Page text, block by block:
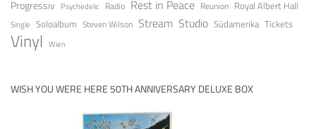
Progressiv Psychedelic Radio Rest in Peace Reunion Royal Albert Hall
Single Soloalbum Steven Wilson Stream Studio Südamerika Tickets
Vinyl Wien
WISH YOU WERE HERE 50TH ANNIVERSARY DELUXE BOX